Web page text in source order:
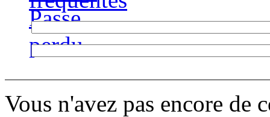
Passe
perdu
Vous n'avez pas encore de